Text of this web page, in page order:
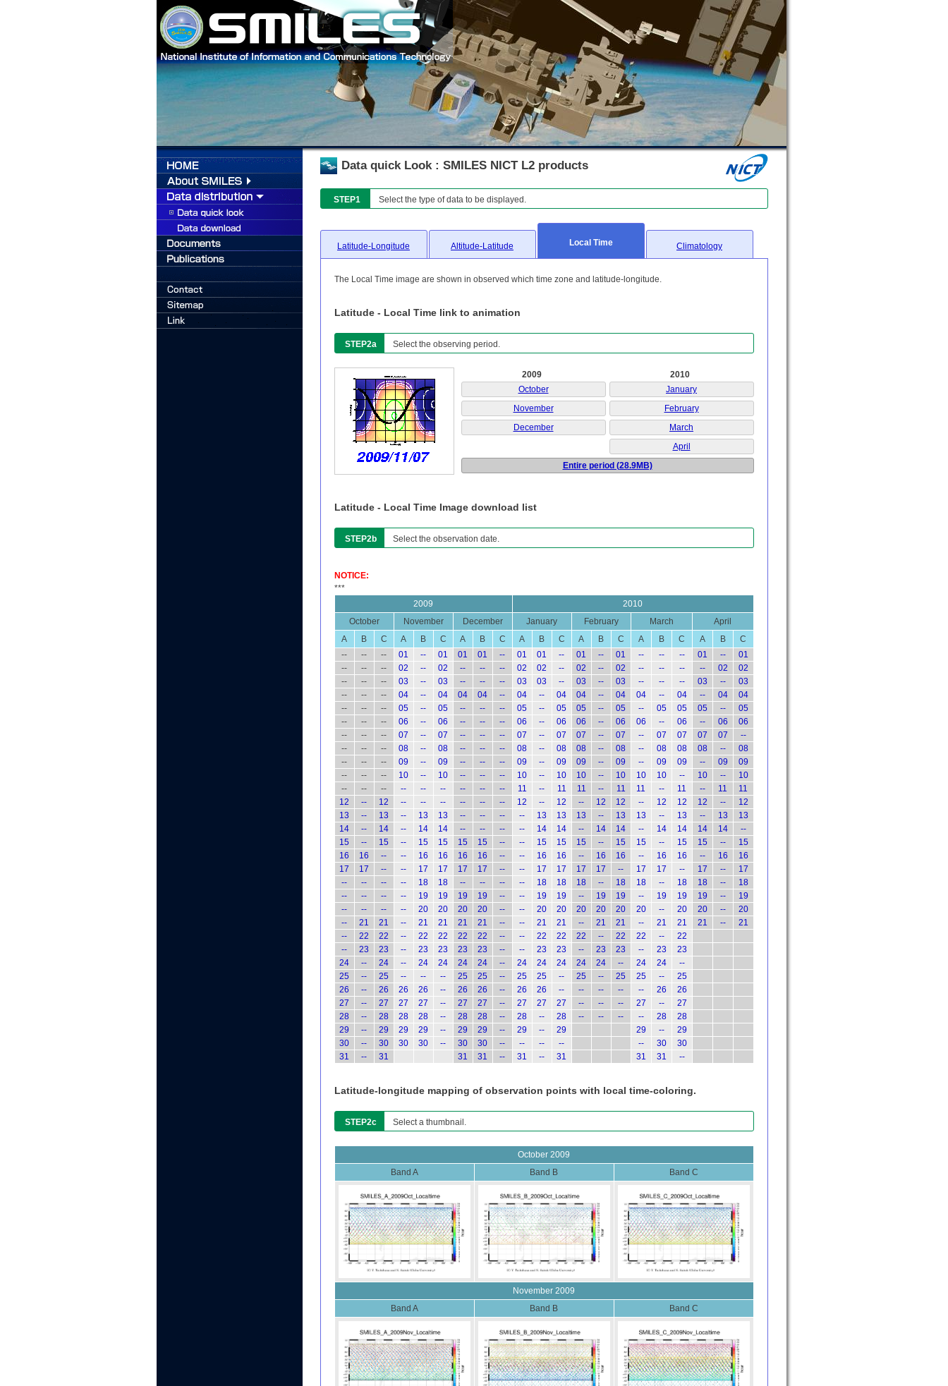
Data quick Look : SMILES NICT L2 products
STEP1 Select the type of data to be displayed.
Latitude-Longitude Altitude-Latitude Local Time Climatology
The Local Time image are shown in observed which time zone and latitude-longitude.
Latitude - Local Time link to animation
STEP2a Select the observing period.
2009
October
November
December
2010
January
February
March
April
Entire period (28.9MB)
Latitude - Local Time Image download list
STEP2b Select the observation date.
NOTICE:
***
2009
2010
October
November December January February March
April
A
B C A B C A B C A B C A B C A B C A B
C
--
-- -- 01 -- 01 01 01 -- 01 01 -- 01 -- 01 -- -- -- 01 --
01
--
-- -- 02 -- 02 -- -- -- 02 02 -- 02 -- 02 -- -- -- -- 02
02
--
-- -- 03 -- 03 -- -- -- 03 03 -- 03 -- 03 -- -- -- 03 --
03
--
-- -- 04 -- 04 04 04 -- 04 -- 04 04 -- 04 04 -- 04 -- 04
04
--
-- -- 05 -- 05 -- -- -- 05 -- 05 05 -- 05 -- 05 05 05 --
05
--
-- -- 06 -- 06 -- -- -- 06 -- 06 06 -- 06 06 -- 06 -- 06
06
--
-- -- 07 -- 07 -- -- -- 07 -- 07 07 -- 07 -- 07 07 07 07
--
--
-- -- 08 -- 08 -- -- -- 08 -- 08 08 -- 08 -- 08 08 08 --
08
--
-- -- 09 -- 09 -- -- -- 09 -- 09 09 -- 09 -- 09 09 -- 09
09
--
-- -- 10 -- 10 -- -- -- 10 -- 10 10 -- 10 10 10 -- 10 --
10
--
-- -- -- -- -- -- -- -- 11 -- 11 11 -- 11 11 -- 11 -- 11
11
12
-- 12 -- -- -- -- -- -- 12 -- 12 -- 12 12 -- 12 12 12 --
12
13
-- 13 -- 13 13 -- -- -- -- 13 13 13 -- 13 13 -- 13 -- 13
13
14
-- 14 -- 14 14 -- -- -- -- 14 14 -- 14 14 -- 14 14 14 14
--
15
-- 15 -- 15 15 15 15 -- -- 15 15 15 -- 15 15 -- 15 15 --
15
16
16 -- -- 16 16 16 16 -- -- 16 16 -- 16 16 -- 16 16 -- 16
16
17
17 -- -- 17 17 17 17 -- -- 17 17 17 17 -- 17 17 -- 17 --
17
--
-- -- -- 18 18 -- -- -- -- 18 18 18 -- 18 18 -- 18 18 --
18
--
-- -- -- 19 19 19 19 -- -- 19 19 -- 19 19 -- 19 19 19 --
19
--
-- -- -- 20 20 20 20 -- -- 20 20 20 20 20 20 -- 20 20 --
20
--
21 21 -- 21 21 21 21 -- -- 21 21 -- 21 21 -- 21 21 21 --
21
--
22 22 -- 22 22 22 22 -- -- 22 22 22 -- 22 22 --
22
--
23 23 -- 23 23 23 23 -- -- 23 23 -- 23 23 -- 23
23
24
-- 24 -- 24 24 24 24 -- 24 24 24 24 24 -- 24 24
--
25
-- 25 -- -- -- 25 25 -- 25 25 -- 25 -- 25 25 --
25
26
-- 26 26 26 -- 26 26 -- 26 26 -- -- -- -- -- 26
26
27
-- 27 27 27 -- 27 27 -- 27 27 27 -- -- -- 27 --
27
28
-- 28 28 28 -- 28 28 -- 28 -- 28 -- -- -- -- 28
28
29
-- 29 29 29 -- 29 29 -- 29 -- 29 29 --
29
30
-- 30 30 30 -- 30 30 -- -- -- -- -- 30
30
31
-- 31 31 31 -- 31 -- 31 31 31 --
Latitude-longitude mapping of observation points with local time-coloring.
STEP2c Select a thumbnail.
October 2009
Band A
Band B Band C
November 2009
Band A
Band B Band C